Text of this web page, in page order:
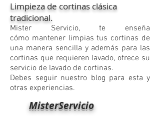
Limpieza de cortinas clásica
tradicional.
​Mister Servicio, te enseña
cómo mantener limpias tus cortinas de
una manera sencilla y además para las
cortinas que requieren lavado, ofrece su
servicio de lavado de cortinas.
Debes seguir nuestro blog para esta y
otras experiencias.
MisterServicio